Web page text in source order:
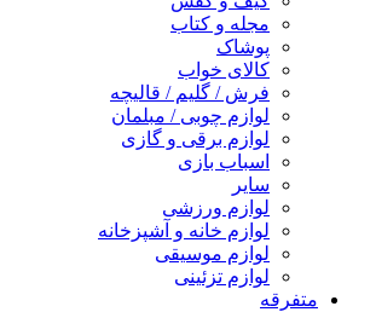
مجله و کتاب
پوشاک
کالای خواب
فرش / گلیم / قالیچه
لوازم چوبی / مبلمان
لوازم برقی و گازی
اسباب بازی
سایر
لوازم ورزشی
لوازم خانه و آشپزخانه
لوازم موسیقی
لوازم تزئینی
متفرقه